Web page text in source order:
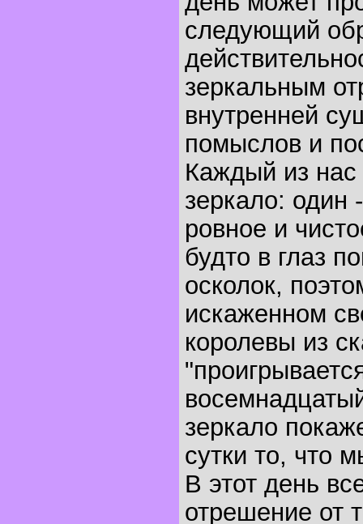
следующий
зеркальным
внутренней
помыслов и
Каждый из нас
зеркало: один
ровное и
будто в глаз
осколок,
искаженном
королевы из
зеркало
сутки то, что
В этот день
отрешение от